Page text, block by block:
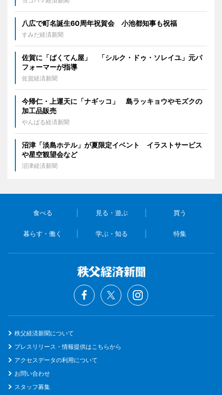
八広で町名誕生60周年祝賀会 小池都知事も祝福
すみだ経済新聞
佐賀に「ばくてん屋」 「シルク・ドゥ・ソレイユ」元パ
フォーマーが指導
佐賀経済新聞
今帰仁・上運天に「ナギッコ」 島ラッキョウやモズクの
加工品販売
やんばる経済新聞
沼津「淡島ホテル」が夏限定イベント イラストサービス
や星空観望会など
沼津経済新聞
食べる 見る・遊ぶ 買う
暮らす・働く 学ぶ・知る 特集
秩父経済新聞について
プレスリリース・情報提供はこちらから
アクセスデータの利用について
お問い合わせ
スタッフ募集